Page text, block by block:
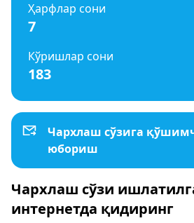
Ҳарфлар сони
7
Кўришлар сони
183
Чархлаш сўзига
юбориш
Чархлаш сўзи
интернетда қидиринг